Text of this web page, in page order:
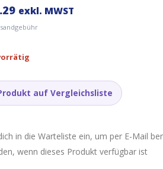
exkl. MWST
auf Vergleichsliste
in die Warteliste ein, um per E-Mail
wenn dieses Produkt verfügbar ist